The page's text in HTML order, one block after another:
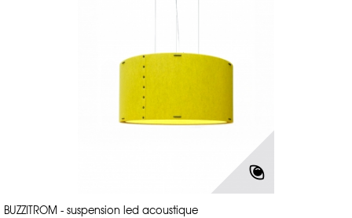
BUZZITROM - suspension led acoustique